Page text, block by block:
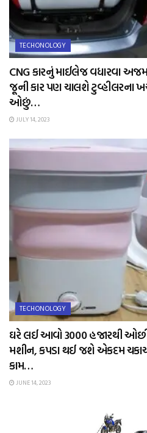
TECHONOLOGY
CNG કારનું માઈલેજ વધારવા
જૂની કાર પણ ચાલશે
ઓછું…
JULY 14, 2023
TECHONOLOGY
ઘરે લઈ આવો 3000 હજારથી
મશીન, કપડા થઈ જશે એકદમ
કામ…
JUNE 14, 2023